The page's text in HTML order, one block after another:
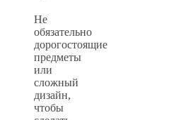
Не
обязательно
дорогостоящие
предметы
или
сложный
дизайн,
чтобы